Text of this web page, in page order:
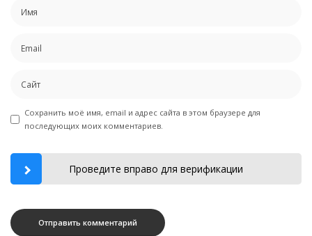
Сохранить моё имя, email и адрес сайта в этом браузере для
последующих моих комментариев.
Проведите вправо для верификации